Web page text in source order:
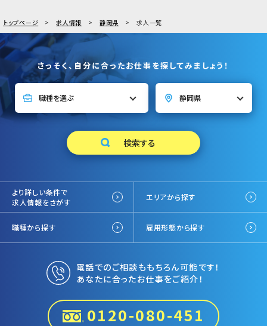
トップページ 求人情報 静岡県 求人一覧
さっそく、自分に合ったお仕事を探してみましょう！
より詳しい条件で
求人情報をさがす
エリアから探す
職種から探す 雇用形態から探す
電話でのご相談ももちろん可能です！
あなたに合ったお仕事をご紹介！
0120-080-451